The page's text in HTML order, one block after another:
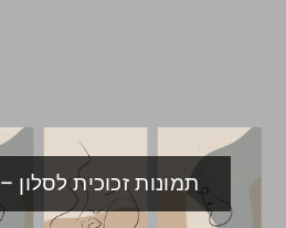
תמונות זכוכית לסלון – SLH-3012